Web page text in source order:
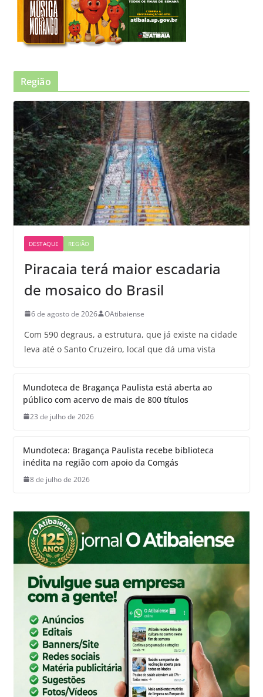
Região
DESTAQUE REGIÃO
Piracaia terá maior escadaria
de mosaico do Brasil
6 de agosto de 2026 OAtibaiense
Com 590 degraus, a estrutura, que já existe na cidade
leva até o Santo Cruzeiro, local que dá uma vista
Mundoteca de Bragança Paulista está aberta ao
público com acervo de mais de 800 títulos
23 de julho de 2026
Mundoteca: Bragança Paulista recebe biblioteca
inédita na região com apoio da Comgás
8 de julho de 2026